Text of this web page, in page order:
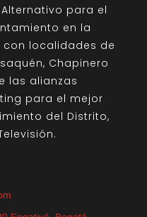
para el
en la
con localidades de
Chapinero
las alianzas
para el mejor
del Distrito,